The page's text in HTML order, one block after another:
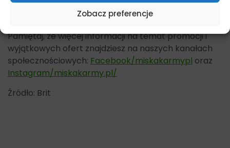
Zobacz preferencje
Dostępne opakowania 400g
Pamiętaj, że więcej informacji na temat promocji i
wyjątkowych ofert znajdziesz na naszych kanałach
społecznościowych: Facebook/miskakarmypl oraz
Instagram/miskakarmy.pl/
Źródło: Brit